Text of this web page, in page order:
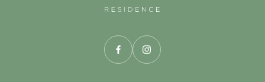
Notre page Facebook
Notre page Instagram